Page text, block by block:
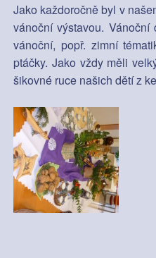
Jako každoročně byl v
vánoční výstavou.
vánoční, popř. zimní
ptáčky. Jako vždy měli
šikovné ruce našich dětí z